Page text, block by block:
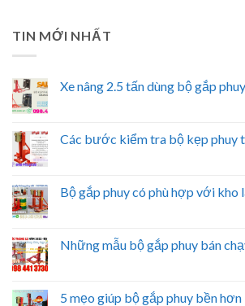
TIN MỚI NHẤT
Xe nâng 2.5 tấn dùng bộ gắp
Các bước kiểm tra bộ kẹp phuy
Bộ gắp phuy có phù hợp với kho
Những mẫu bộ gắp phuy bán
5 mẹo giúp bộ gắp phuy bền hơn